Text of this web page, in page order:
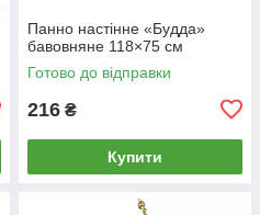
Панно настінне «Будда»
бавовняне 118×75 см
Готово до відправки
216 ₴
Купити